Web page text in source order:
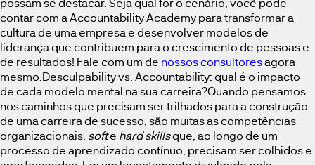
contar com a Accountability Academy para transformar a
cultura de uma empresa e desenvolver modelos de
liderança que contribuem para o crescimento de pessoas e
de resultados! Fale com um de nossos consultoresagora
mesmo.Desculpability vs. Accountability: qual é o impacto
de cada modelo mental na sua carreira?Quando pensamos
nos caminhos que precisam ser trilhados para a construção
de uma carreira de sucesso, são muitas as competências
organizacionais, softe hard skillsque, ao longo de um
processo de aprendizado contínuo, precisam ser colhidos e